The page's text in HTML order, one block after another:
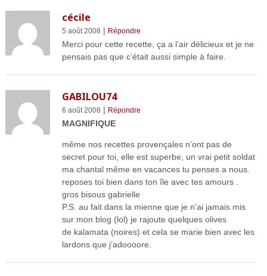
cécile
5 août 2008 | Répondre
Merci pour cette recette, ça a l’air délicieux et je ne
pensais pas que c’était aussi simple à faire.
GABILOU74
6 août 2008 | Répondre
MAGNIFIQUE
même nos recettes provençales n’ont pas de
secret pour toi, elle est superbe, un vrai petit soldat
ma chantal même en vacances tu penses a nous.
reposes toi bien dans ton île avec tes amours .
gros bisous gabrielle
P.S. au fait dans la mienne que je n’ai jamais mis
sur mon blog (lol) je rajoute quelques olives
de kalamata (noires) et cela se marie bien avec les
lardons que j’adoooore.